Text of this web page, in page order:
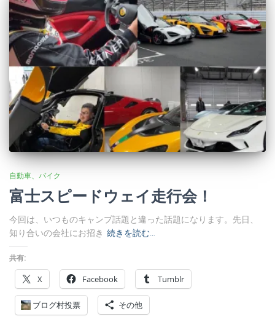
自動車、バイク
富士スピードウェイ走行会！
今回は、いつものキャンプ話題と違った話題になります。先日、
知り合いの会社にお招き 続きを読む…
共有:
X Facebook Tumblr
ブログ村投票 その他